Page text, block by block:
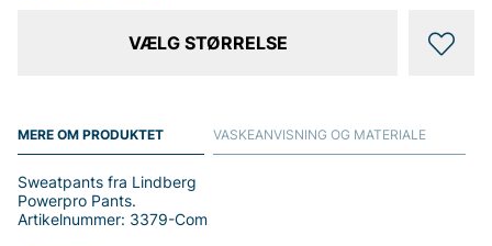
VÆLG STØRRELSE
MERE OM PRODUKTET
Sweatpants fra Lindberg
Powerpro Pants.
Artikelnummer: 3379-Com
VASKEANVISNING OG MATERIALE